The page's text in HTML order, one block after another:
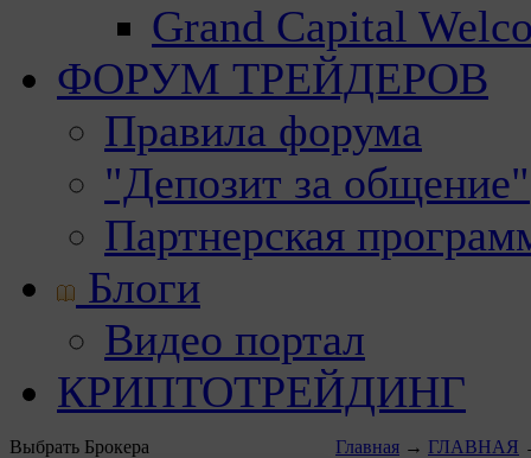
Grand Capital
ФОРУМ ТРЕЙДЕРОВ
Правила форума
"Депозит за общение"
Партнерская
Блоги
Видео портал
КРИПТОТРЕЙДИНГ
Выбрать Брокера Главная → ГЛАВНАЯ